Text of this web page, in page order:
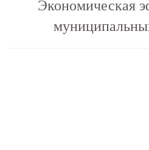
Экономическая